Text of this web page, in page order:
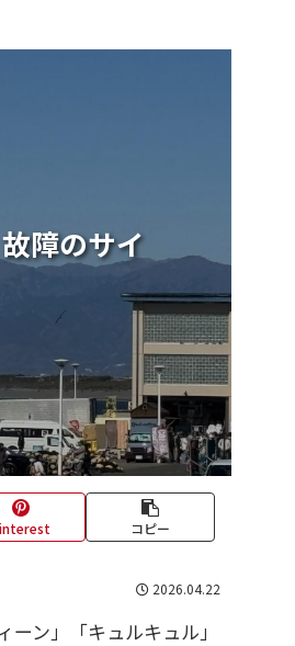
障のサイ
コピー
2026.04.22
ン」「キュルキュル」